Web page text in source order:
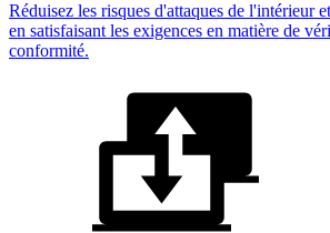
Réduisez les risques d'attaques de l'intérieur
en satisfaisant les exigences en matière de
conformité.